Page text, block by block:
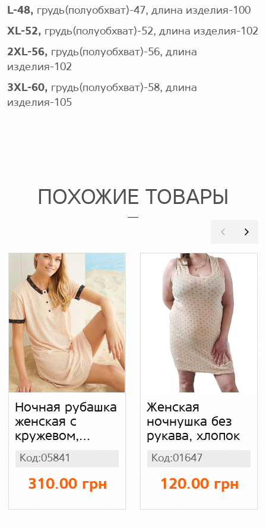
L-48, грудь(полуобхват)-47, длина изделия-100
XL-52, грудь(полуобхват)-52, длина изделия-102
2XL-56, грудь(полуобхват)-56, длина
изделия-102
3XL-60, грудь(полуобхват)-58, длина
изделия-105
ПОХОЖИЕ ТОВАРЫ
Ночная рубашка
женская с
кружевом,
вискоза
Код:05841
310.00 грн
Женская
ночнушка без
рукава, хлопок
Код:01647
120.00 грн